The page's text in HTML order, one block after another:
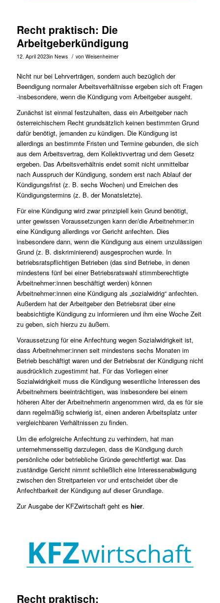
Recht praktisch: Die
Arbeitgeberkündigung
12. April 2023in News / von Weisenheimer
Nicht nur bei Lehrverträgen, sondern auch bezüglich der
Beendigung normaler Arbeitsverhältnisse ergeben sich oft Fragen
-insbesondere, wenn die Kündigung vom Arbeitgeber ausgeht.
Zunächst ist einmal festzuhalten, dass ein Arbeitgeber nach
österreichischem Recht grundsätzlich keinen bestimmten Grund
dafür benötigt, jemanden zu kündigen. Die Kündigung ist
allerdings an bestimmte Fristen und Termine gebunden, die sich
aus dem Arbeitsvertrag, dem Kollektivvertrag und dem Gesetz
ergeben. Das Arbeitsverhältnis endet somit nicht unmittelbar
nach Ausspruch der Kündigung, sondern erst nach Ablauf der
Kündigungsfrist (z. B. sechs Wochen) und Erreichen des
Kündigungstermins (z. B. der Monatsletzte).
Für eine Kündigung wird zwar prinzipiell kein Grund benötigt,
unter gewissen Voraussetzungen kann der/die Arbeitnehmer:in
eine Kündigung allerdings vor Gericht anfechten. Dies
insbesondere dann, wenn die Kündigung aus einem unzulässigen
Grund (z. B. diskriminierend) ausgesprochen wurde. In
betriebsratspflichtigen Betrieben (das sind Betriebe, in denen
mindestens fünf bei einer Betriebsratswahl stimmberechtigte
Arbeitnehmer:innen beschäftigt werden) können
Arbeitnehmer:innen eine Kündigung als „sozialwidrig“ anfechten.
Außerdem hat der Arbeitgeber den Betriebsrat über eine
beabsichtigte Kündigung zu informieren und ihm eine Woche Zeit
zu geben, sich hierzu zu äußern.
Voraussetzung für eine Anfechtung wegen Sozialwidrigkeit ist,
dass Arbeitnehmer:innen seit mindestens sechs Monaten im
Betrieb beschäftigt waren und der Betriebsrat der Kündigung nicht
ausdrücklich zugestimmt hat. Für das Vorliegen einer
Sozialwidrigkeit muss die Kündigung wesentliche Interessen des
Arbeitnehmers beeinträchtigen, was insbesondere bei einem
höheren Alter der Arbeitnehmerin angenommen wird, da es für sie
dann regelmäßig schwierig ist, einen anderen Arbeitsplatz unter
vergleichbaren Verhältnissen zu finden.
Um die erfolgreiche Anfechtung zu verhindern, hat man
unternehmensseitig darzulegen, dass die Kündigung durch
persönliche oder betriebliche Gründe gerechtfertigt war. Das
zuständige Gericht nimmt schließlich eine Interessenabwägung
zwischen den Streitparteien vor und entscheidet über die
Anfechtbarkeit der Kündigung auf dieser Grundlage.
Zur Ausgabe der KFZwirtschaft geht es hier.
Recht praktisch: